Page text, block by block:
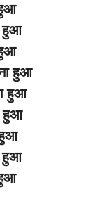
हुआ
हुआ
हुआ
हुआ
हुआ
हुआ